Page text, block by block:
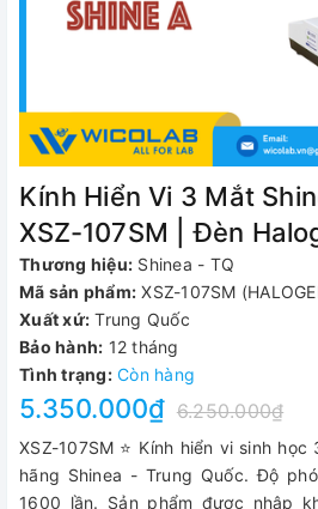
Kính Hiển Vi 3 Mắt
XSZ-107SM | Đèn
Thương hiệu: Shinea - TQ
Mã sản phẩm: XSZ-107SM
Xuất xứ: Trung Quốc
Bảo hành: 12 tháng
Tình trạng: Còn hàng
5.350.000₫ 6.250.000₫
XSZ-107SM ⭐ Kính hiển vi sinh
hãng Shinea - Trung Quốc. Độ
1600 lần. Sản phẩm được nhập